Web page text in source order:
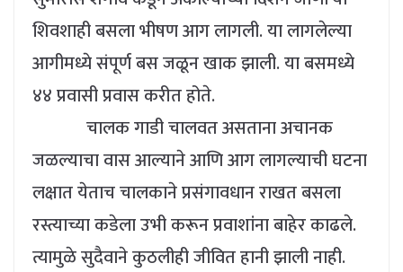
शिवशाही बसला भीषण आग लागली. या लागलेल्या
आगीमध्ये संपूर्ण बस जळून खाक झाली. या बसमध्ये
४४ प्रवासी प्रवास करीत होते.
चालक गाडी चालवत असताना अचानक
जळल्याचा वास आल्याने आणि आग लागल्याची घटना
लक्षात येताच चालकाने प्रसंगावधान राखत बसला
रस्त्याच्या कडेला उभी करून प्रवाशांना बाहेर काढले.
त्यामुळे सुदैवाने कुठलीही जीवित हानी झाली नाही.